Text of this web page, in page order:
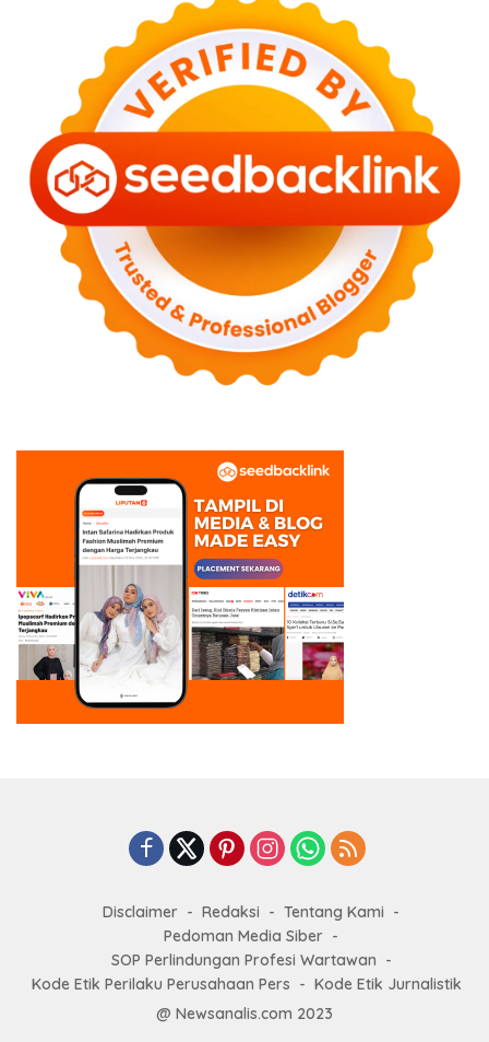
Disclaimer Redaksi
Tentang Kami
Pedoman Media Siber
SOP Perlindungan Profesi Wartawan
Kode Etik Perilaku Perusahaan Pers
Kode Etik Jurnalistik
@ Newsanalis.com 2023